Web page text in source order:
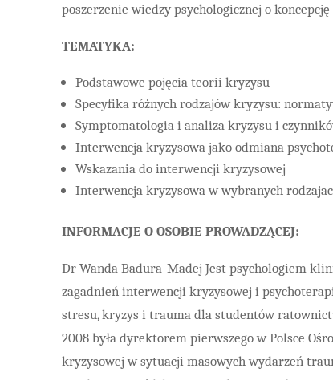
poszerzenie wiedzy psychologicznej o
TEMATYKA:
Podstawowe pojęcia teorii kryzysu
Specyfika różnych rodzajów kryzysu:
Symptomatologia i analiza kryzysu i
Interwencja kryzysowa jako odmiana
Wskazania do interwencji kryzysowej
Interwencja kryzysowa w wybranych
INFORMACJE O OSOBIE PROWADZĄCEJ:
Dr Wanda Badura-Madej Jest psychologiem
zagadnień interwencji kryzysowej i
stresu, kryzys i trauma dla studentów
2008 była dyrektorem pierwszego w Polsce
kryzysowej w sytuacji masowych wydarzeń